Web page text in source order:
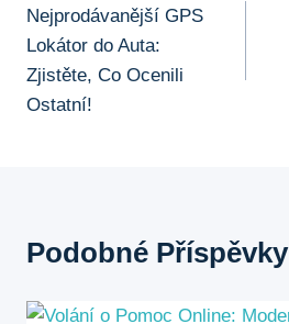
Pro
Příspěvek
Nejprodávanější GPS
Lokátor do Auta:
Zjistěte, Co Ocenili
Ostatní!
Podobné Příspěvky